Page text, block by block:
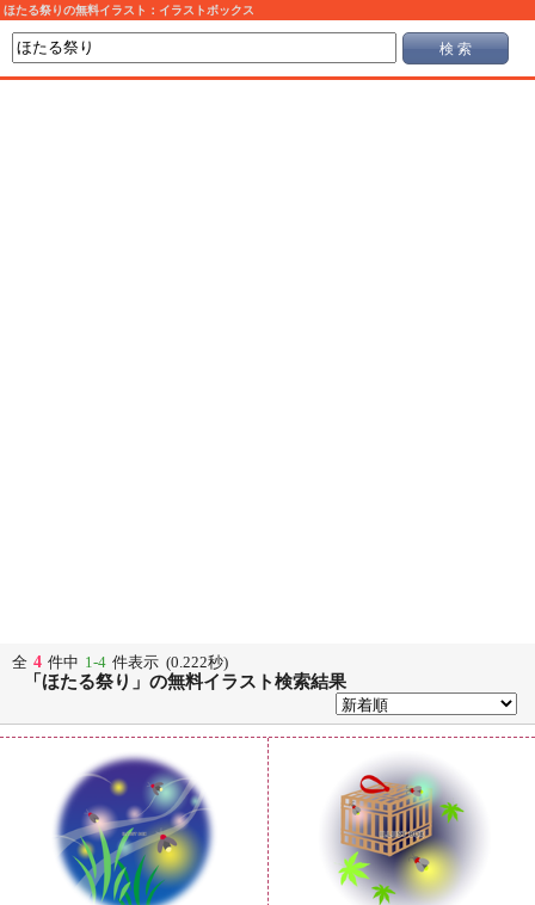
ほたる祭りの無料イラスト：イラストボックス
検 索
全 4 件中 1-4 件表示 (0.222秒)
「ほたる祭り」の無料イラスト検索結果